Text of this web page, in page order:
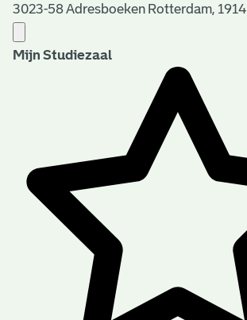
3023-58 Adresboeken Rotterdam, 1914
Mijn Studiezaal